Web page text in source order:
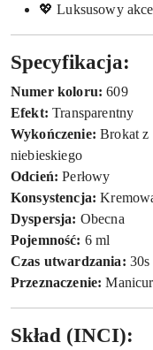
💖 Luksusowy
Specyfikacja:
Numer koloru: 609
Efekt: Transparentny
Wykończenie: Brokat z
niebieskiego
Odcień: Perłowy
Konsystencja:
Dyspersja: Obecna
Pojemność: 6 ml
Czas utwardzania:
Przeznaczenie:
Skład (INCI):